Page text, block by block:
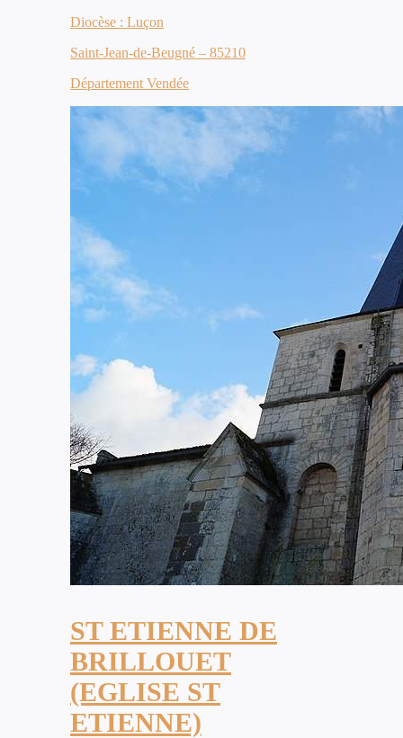
Diocèse : Luçon
Saint-Jean-de-Beugné – 85210
Département Vendée
ST ETIENNE DE
BRILLOUET
(EGLISE ST
ETIENNE)